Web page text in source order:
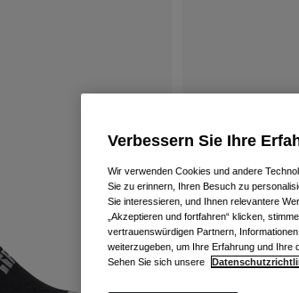
Verbessern Sie Ihre
Wir verwenden Cookies und andere
Sie zu erinnern, Ihren Besuch zu
Sie interessieren, und Ihnen relevantere
„Akzeptieren und fortfahren“ klicken,
vertrauenswürdigen Partnern,
weiterzugeben, um Ihre Erfahrung und Ihre
Sehen Sie sich unsere